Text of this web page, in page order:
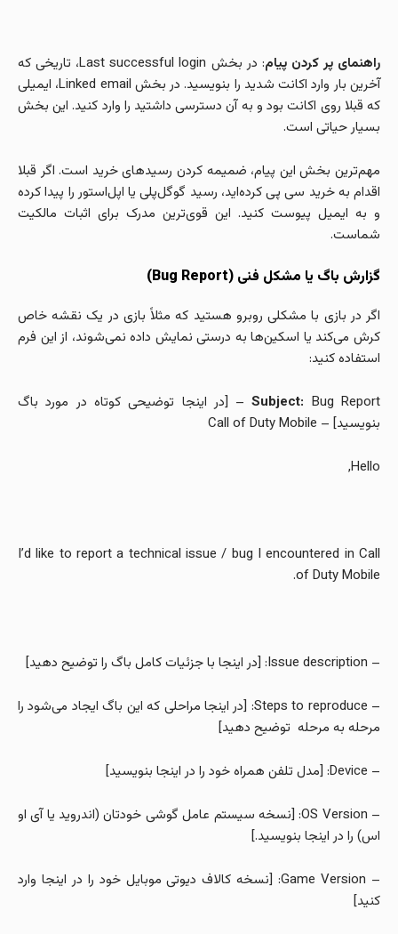
راهنمای پر کردن پیام
: در بخش Last successful login، تاریخی که
آخرین بار وارد اکانت شدید را بنویسید. در بخش Linked email، ایمیلی
که قبلا روی اکانت بود و به آن دسترسی داشتید را وارد کنید. این بخش
بسیار حیاتی است.
مهم‌ترین بخش این پیام، ضمیمه کردن رسیدهای خرید است. اگر قبلا
اقدام به خرید سی پی کرده‌اید، رسید گوگل‌پلی یا اپل‌استور را پیدا کرده
و به ایمیل پیوست کنید. این قوی‌ترین مدرک برای اثبات مالکیت
شماست.
گزارش باگ یا مشکل فنی (Bug Report)
اگر در بازی با مشکلی روبرو هستید که مثلاً بازی در یک نقشه خاص
کرش می‌کند یا اسکین‌ها به درستی نمایش داده نمی‌شوند، از این فرم
استفاده کنید:
Subject:Bug Report – [در اینجا توضیحی کوتاه در مورد باگ
بنویسید] – Call of Duty Mobile
Hello,
I’d like to report a technical issue / bug I encountered in Call
of Duty Mobile.
– Issue description: [در اینجا با جزئیات کامل باگ را توضیح دهید]
– Steps to reproduce: [در اینجا مراحلی که این باگ ایجاد می‌شود را
مرحله به مرحله توضیح دهید]
– Device: [مدل تلفن همراه خود را در اینجا بنویسید]
– OS Version: [نسخه سیستم عامل گوشی خودتان (اندروید یا آی او
اس) را در اینجا بنویسید.]
– Game Version: [نسخه کالاف دیوتی موبایل خود را در اینجا وارد
کنید]